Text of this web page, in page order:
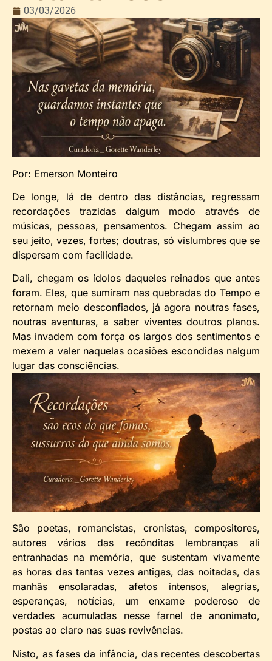
03/03/2026
Por: Emerson Monteiro
De longe, lá de dentro das distâncias, regressam
recordações trazidas dalgum modo através de
músicas, pessoas, pensamentos. Chegam assim ao
seu jeito, vezes, fortes; doutras, só vislumbres que se
dispersam com facilidade.
Dali, chegam os ídolos daqueles reinados que antes
foram. Eles, que sumiram nas quebradas do Tempo e
retornam meio desconfiados, já agora noutras fases,
noutras aventuras, a saber viventes doutros planos.
Mas invadem com força os largos dos sentimentos e
mexem a valer naquelas ocasiões escondidas nalgum
lugar das consciências.
São poetas, romancistas, cronistas, compositores,
autores vários das recônditas lembranças ali
entranhadas na memória, que sustentam vivamente
as horas das tantas vezes antigas, das noitadas, das
manhãs ensolaradas, afetos intensos, alegrias,
esperanças, notícias, um enxame poderoso de
verdades acumuladas nesse farnel de anonimato,
postas ao claro nas suas revivências.
Nisto, as fases da infância, das recentes descobertas